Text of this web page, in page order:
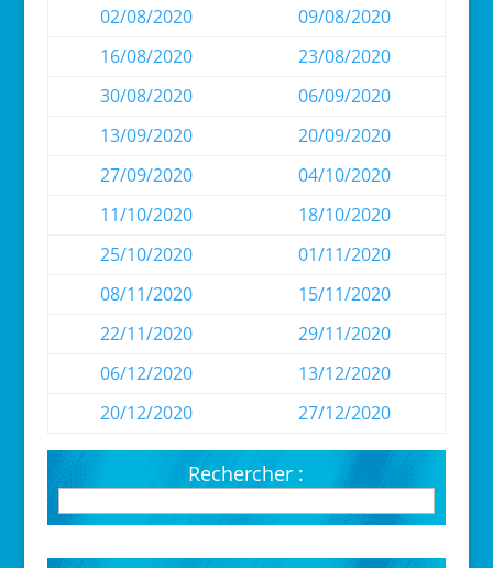
02/08/2020
09/08/2020
16/08/2020
23/08/2020
30/08/2020
06/09/2020
13/09/2020
20/09/2020
27/09/2020
04/10/2020
11/10/2020
18/10/2020
25/10/2020
01/11/2020
08/11/2020
15/11/2020
22/11/2020
29/11/2020
06/12/2020
13/12/2020
20/12/2020
27/12/2020
Rechercher :